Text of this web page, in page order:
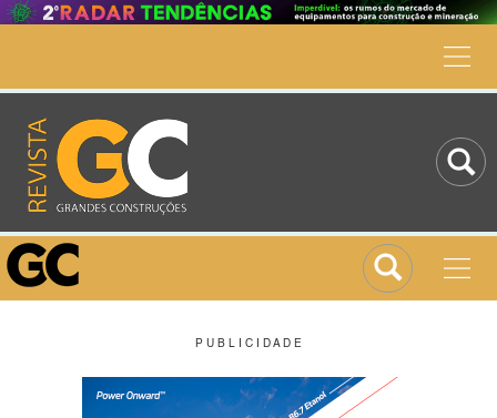
P U B L I C I D A D E